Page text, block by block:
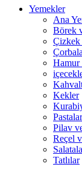
Yemekler
Ana
Börek
Çizkek
Hamur
Kekler
Pastalar
Pilav
Reçel
Tatlılar